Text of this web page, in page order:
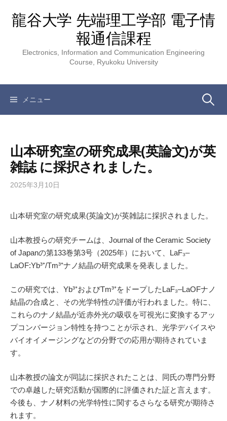
龍谷大学 先端理工学部 電子情
報通信課程
Electronics, Information and Communication Engineering
Course, Ryukoku University
メニュー 検
山本研究室の研究成果(英論文)が英
雑誌 に採択されました。
2025年3月10日
山本研究室の研究成果(英論文)が英雑誌に採択されました。
山本教授らの研究チームは、Journal of the Ceramic Society
of Japanの第133巻第3号（2025年）において、LaF₃–
LaOF:Yb³⁺/Tm³⁺ナノ結晶の研究成果を発表しました。
この研究では、Yb³⁺およびTm³⁺をドープしたLaF₃–LaOFナノ
結晶の合成と、その光学特性の評価が行われました。 特に、
これらのナノ結晶が近赤外光の吸収を可視光に変換するアッ
プコンバージョン特性を持つことが示され、光学デバイスや
バイオイメージングなどの分野での応用が期待されていま
す。
山本教授の論文が同誌に採択されたことは、同氏の専門分野
での卓越した研究活動が国際的に評価された証と言えます。
今後も、ナノ材料の光学特性に関するさらなる研究が期待さ
れます。